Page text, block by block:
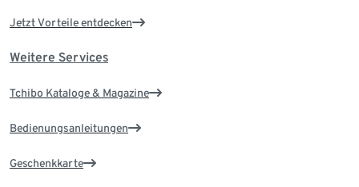
Jetzt Vorteile entdecken
Weitere Services
Tchibo Kataloge & Magazine
Bedienungsanleitungen
Geschenkkarte